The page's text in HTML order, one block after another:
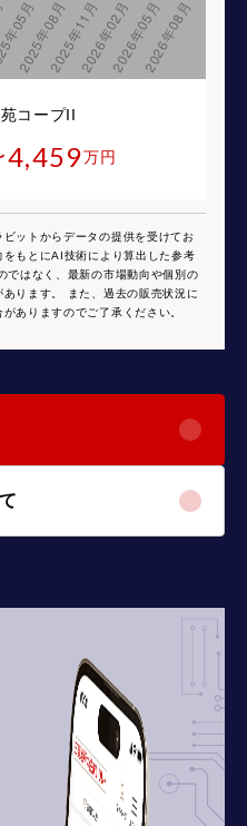
コープII
4,459万円
ットからデータの提供を受けてお
もとにAI技術により算出した参考
ではなく、最新の市場動向や個別の
ります。 また、過去の販売状況に
ありますのでご了承ください。